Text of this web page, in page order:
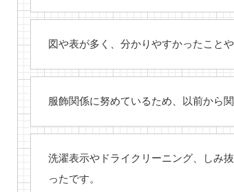
図や表が多く、分かりやすかったこと
服飾関係に努めているため、以前から
洗濯表示やドライクリーニング、しみ
ったです。